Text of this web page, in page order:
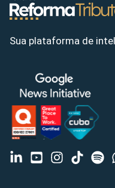
Sua plataforma de